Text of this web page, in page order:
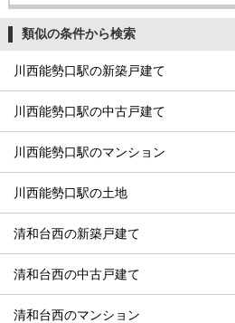
類似の条件から検索
川西能勢口駅の新築戸建て
川西能勢口駅の中古戸建て
川西能勢口駅のマンション
川西能勢口駅の土地
清和台西の新築戸建て
清和台西の中古戸建て
清和台西のマンション